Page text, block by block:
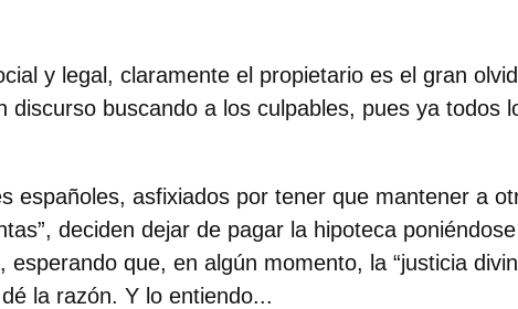
y legal, claramente el propietario es el gran
discurso buscando a los culpables, pues ya todos
españoles, asfixiados por tener que mantener a
deciden dejar de pagar la hipoteca
que, en algún momento, la “justicia
la razón. Y lo entiendo...